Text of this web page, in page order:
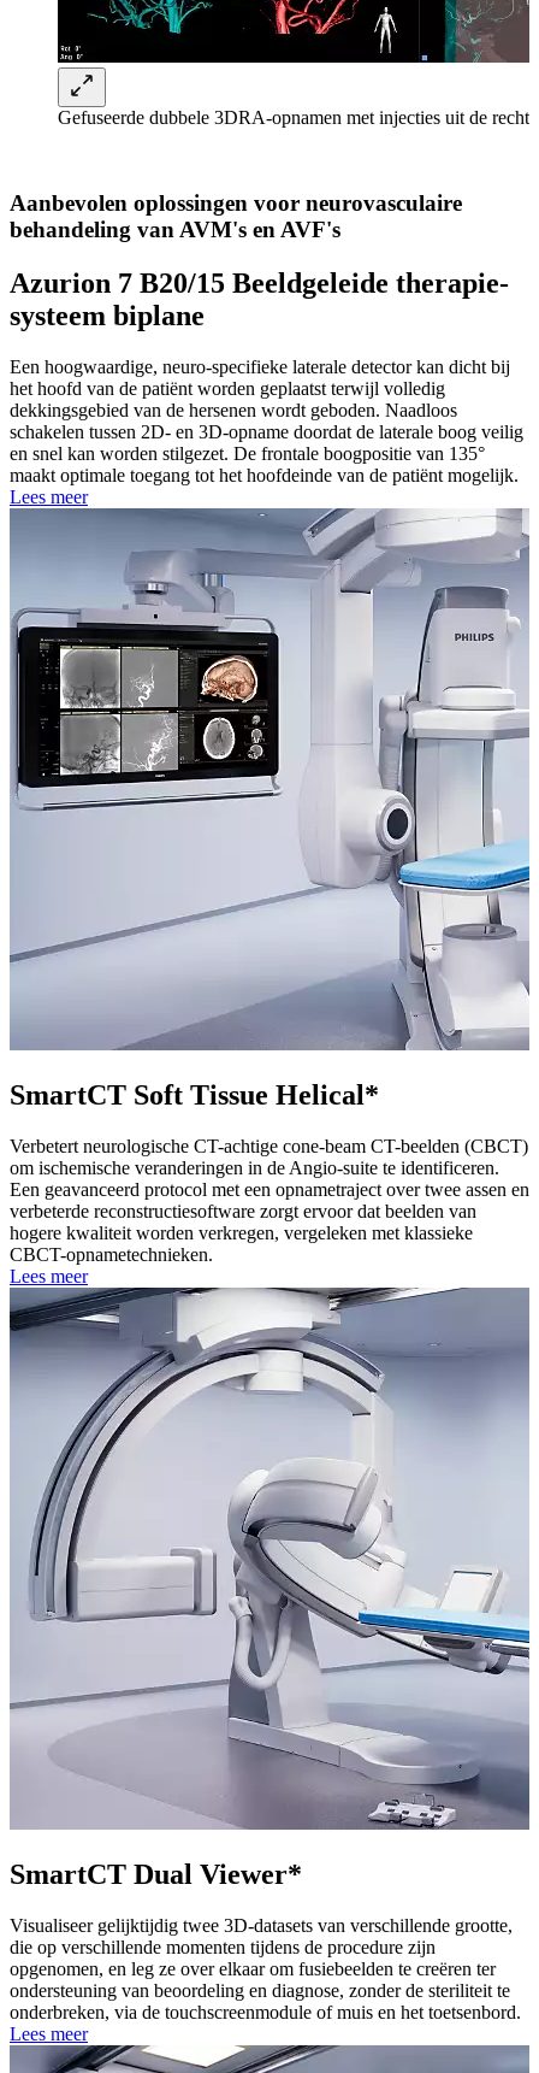
Gefuseerde dubbele 3DRA-opnamen met injecties uit de
Aanbevolen oplossingen voor neurovasculaire
behandeling van AVM's en AVF's
Azurion 7 B20/15 Beeldgeleide therapie-
systeem biplane
Een hoogwaardige, neuro-specifieke laterale detector kan dicht bij
het hoofd van de patiënt worden geplaatst terwijl volledig
dekkingsgebied van de hersenen wordt geboden. Naadloos
schakelen tussen 2D- en 3D-opname doordat de laterale boog veilig
en snel kan worden stilgezet. De frontale boogpositie van 135°
maakt optimale toegang tot het hoofdeinde van de patiënt mogelijk.
Lees meer
SmartCT Soft Tissue Helical*
Verbetert neurologische CT-achtige cone-beam CT-beelden (CBCT)
om ischemische veranderingen in de Angio-suite te identificeren.
Een geavanceerd protocol met een opnametraject over twee assen en
verbeterde reconstructiesoftware zorgt ervoor dat beelden van
hogere kwaliteit worden verkregen, vergeleken met klassieke
CBCT-opnametechnieken.
Lees meer
SmartCT Dual Viewer*
Visualiseer gelijktijdig twee 3D-datasets van verschillende grootte,
die op verschillende momenten tijdens de procedure zijn
opgenomen, en leg ze over elkaar om fusiebeelden te creëren ter
ondersteuning van beoordeling en diagnose, zonder de steriliteit te
onderbreken, via de touchscreenmodule of muis en het toetsenbord.
Lees meer